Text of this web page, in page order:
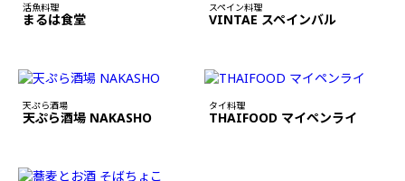
活魚料理
まるは食堂
スペイン料理
VINTAE スペインバル
天ぷら酒場
天ぷら酒場 NAKASHO
タイ料理
THAIFOOD マイペンライ